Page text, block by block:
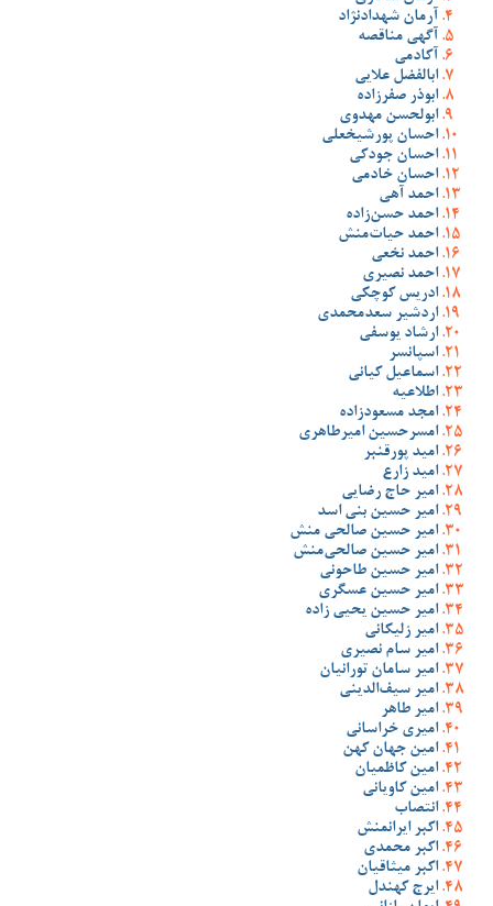
آرمان شهدادنژاد
آگهی مناقصه
آکادمی
ابالفضل علایی
ابوذر صفرزاده
ابولحسن مهدوی
احسان پورشیخعلی
احسان جودکی
احسان خادمی
احمد آهی
احمد حسن‌زاده
احمد حیات‌منش
احمد نخعی
احمد نصیری
ادریس کوچکی
اردشیر سعدمحمدی
ارشاد یوسفی
اسپانسر
اسماعیل کیانی
اطلاعیه
امجد مسعودزاده
امسرحسین امیرطاهری
امید پورقنبر
امید زارع
امیر حاج رضایی
امیر حسین بنی اسد
امیر حسین صالحی منش
امیر حسین صالحی‌منش
امیر حسین طاحونی
امیر حسین عسگری
امیر حسین یحیی زاده
امیر زلیکانی
امیر سام نصیری
امیر سامان تورانیان
امیر سیف‌الدینی
امیر طاهر
امیری خراسانی
امین جهان کهن
امین کاظمیان
امین کاویانی
انتصاب
اکبر ایرانمنش
اکبر محمدی
اکبر میثاقیان
ایرج کهندل